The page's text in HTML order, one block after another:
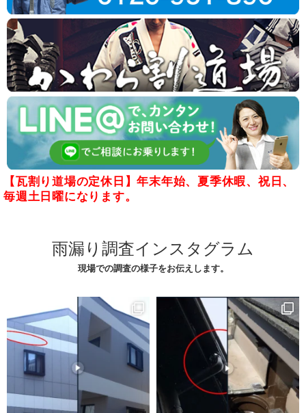
【瓦割り道場の定休日】年末年始、夏季休暇、祝日、
毎週土日曜になります。
雨漏り調査インスタグラム
現場での調査の様子をお伝えします。